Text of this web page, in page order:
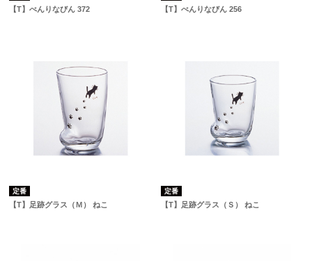
【T】べんりなびん 372 【T】べんりなびん 256
定番
【T】足跡グラス（Ｍ） ねこ
定番
【T】足跡グラス（Ｓ） ねこ